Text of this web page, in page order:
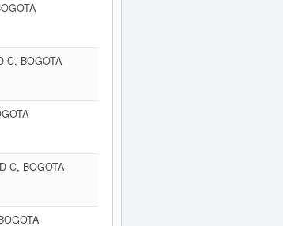
C, BOGOTA
C, BOGOTA